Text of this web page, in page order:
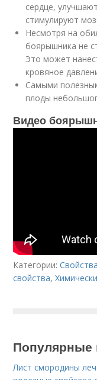
сердце,
стимулируют
Несмотря на
боярышника не
Это может
кровяное
Самыми
плоды
Видео
Категории:
свойства,
Популярные
Лист смородины